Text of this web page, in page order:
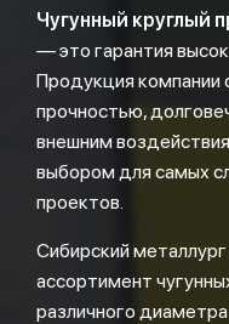
Чугунный круглый
— это гарантия
Продукция компании
прочностью,
внешним
выбором для самых
проектов.
Сибирский
ассортимент
различного